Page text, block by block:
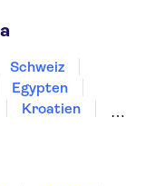
Edinburgh
Paulskatedralen
Schweiz
Egypten
Kroatien